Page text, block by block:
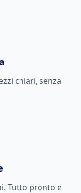
chiari, senza
Tutto pronto e